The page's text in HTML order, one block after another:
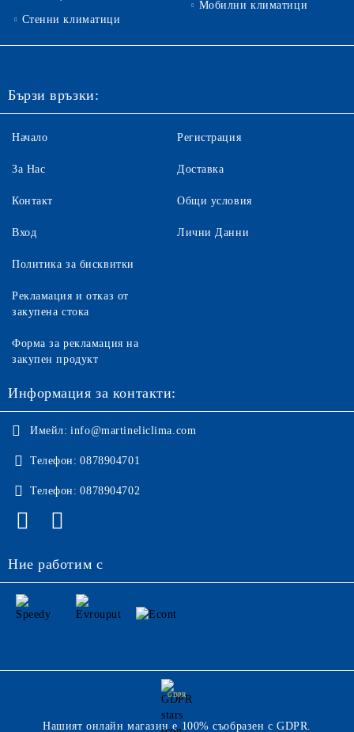
Стенни климатици
Мобилни климатици
Бързи връзки:
Начало
За Нас
Контакт
Вход
Регистрация
Доставка
Общи условия
Лични Данни
Политика за бисквитки
Рекламация и отказ от
закупена стока
Форма за рекламация на
закупен продукт
Информация за контакти:
Имейл: info@martineliclima.com
Телефон: 0878904701
Телефон: 0878904702
Ние работим с
GDPR
Нашият онлайн магазин е 100% съобразен с GDPR.